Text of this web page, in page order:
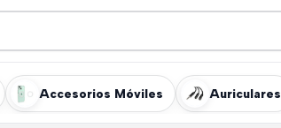
Accesorios Móviles Auriculares